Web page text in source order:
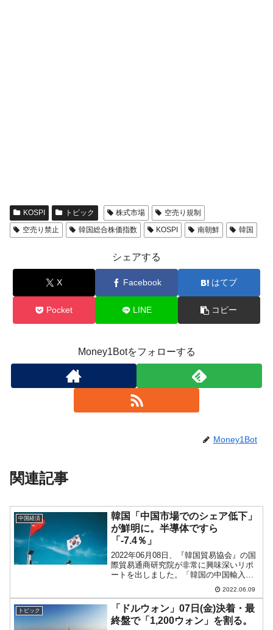
KOSPI トピック 株式市場
空売り規制
空売り禁止
韓国総合株価指数 KOSPI 南朝鮮 韓国
シェアする
X Facebook はてブ
Pocket LINE コピー
Money1Botをフォローする
Money1Bot
関連記事
中国経済
韓国「中国市場でのシェア低下」
が鮮明に。半導体ですら
「-7.4％」
2022年06月08日、『韓国貿易協会』の国
際貿易通商研究院が非常に興味深いリポ
ートを出しました。「韓国の中国輸入市
場シェアの下落と対応策」というタイト
ルで、中国の輸入市場において韓国製品
のシェアが下がっており、これに対応が
必要である――と...
2022.06.09
トピック
「ドルウォン」07日(金)決着・最
終盤で「1,200ウォン」を割る。